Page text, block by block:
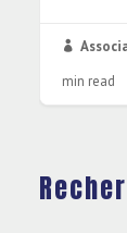

min read